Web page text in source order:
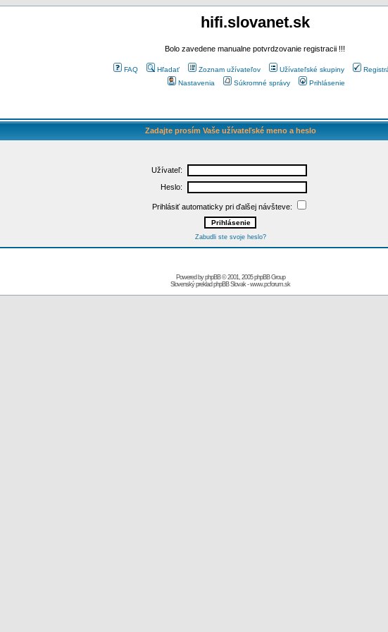
hifi.slovanet.sk
Bolo zavedene manualne potvrdzovanie registracii !!!
FAQ Hľadať Zoznam užívateľov Užívateľské skupiny
Nastavenia
Súkromné správy Prihlásenie
Zadajte prosím Vaše užívateľské meno a heslo
Užívateľ:
Heslo:
Prihlásiť automaticky pri ďalšej návšteve:
Zabudli ste svoje heslo?
Powered byphpBB© 2001, 2005 phpBB Group
Slovenský preklad phpBB Slovak-www.pcforum.sk